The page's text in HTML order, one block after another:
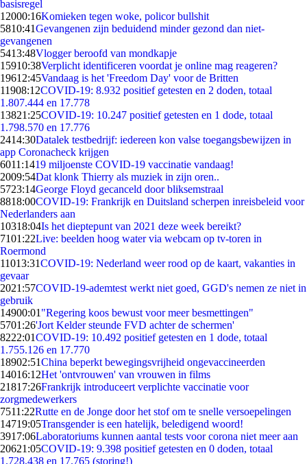
basisregel
12000:16Komieken tegen woke, policor bullshit
5810:41Gevangenen zijn beduidend minder gezond dan niet-
gevangenen
5413:48Vlogger beroofd van mondkapje
15910:38Verplicht identificeren voordat je online mag reageren?
19612:45Vandaag is het 'Freedom Day' voor de Britten
11908:12COVID-19: 8.932 positief getesten en 2 doden, totaal
1.807.444 en 17.778
13821:25COVID-19: 10.247 positief getesten en 1 dode, totaal
1.798.570 en 17.776
2414:30Datalek testbedrijf: iedereen kon valse toegangsbewijzen in
app Coronacheck krijgen
6011:1419 miljoenste COVID-19 vaccinatie vandaag!
2009:54Dat klonk Thierry als muziek in zijn oren..
5723:14George Floyd gecanceld door bliksemstraal
8818:00COVID-19: Frankrijk en Duitsland scherpen inreisbeleid voor
Nederlanders aan
10318:04Is het dieptepunt van 2021 deze week bereikt?
7101:22Live: beelden hoog water via webcam op tv-toren in
Roermond
11013:31COVID-19: Nederland weer rood op de kaart, vakanties in
gevaar
2021:57COVID-19-ademtest werkt niet goed, GGD's nemen ze niet in
gebruik
14900:01 "Regering koos bewust voor meer besmettingen"
5701:26'Jort Kelder steunde FVD achter de schermen'
8222:01COVID-19: 10.492 positief getesten en 1 dode, totaal
1.755.126 en 17.770
18902:51China beperkt bewegingsvrijheid ongevaccineerden
14016:12Het 'ontvrouwen' van vrouwen in films
21817:26Frankrijk introduceert verplichte vaccinatie voor
zorgmedewerkers
7511:22Rutte en de Jonge door het stof om te snelle versoepelingen
14719:05Transgender is een hatelijk, beledigend woord!
3917:06Laboratoriums kunnen aantal tests voor corona niet meer aan
20621:05COVID-19: 9.398 positief getesten en 0 doden, totaal
1.728.438 en 17.765 (storing!)